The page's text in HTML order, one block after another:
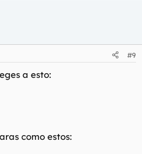
#9
a esto:
como estos: